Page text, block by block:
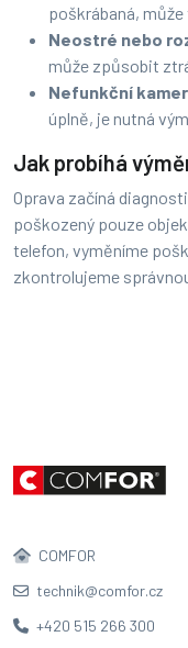
poškrábaná,
Neostré nebo
může způsobit
Nefunkční
úplně, je nutná
Jak probíhá
Oprava začíná
poškozený pouze
telefon, vyměníme
zkontrolujeme
COMFOR
technik@comfor.cz
+420 515 266 300